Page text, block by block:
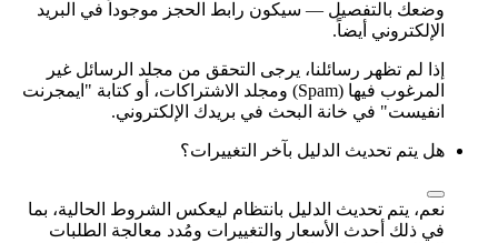
وضعك بالتفصيل — سيكون رابط الحجز موجوداً في البريد
الإلكتروني أيضاً.
إذا لم تظهر رسائلنا، يرجى التحقق من مجلد الرسائل غير
المرغوب فيها (Spam) ومجلد الاشتراكات، أو كتابة "ايمجرنت
انفيست" في خانة البحث في بريدك الإلكتروني.
هل يتم تحديث الدليل بآخر التغييرات؟
نعم، يتم تحديث الدليل بانتظام ليعكس الشروط الحالية، بما
في ذلك أحدث الأسعار والتغييرات ومُدد معالجة الطلبات